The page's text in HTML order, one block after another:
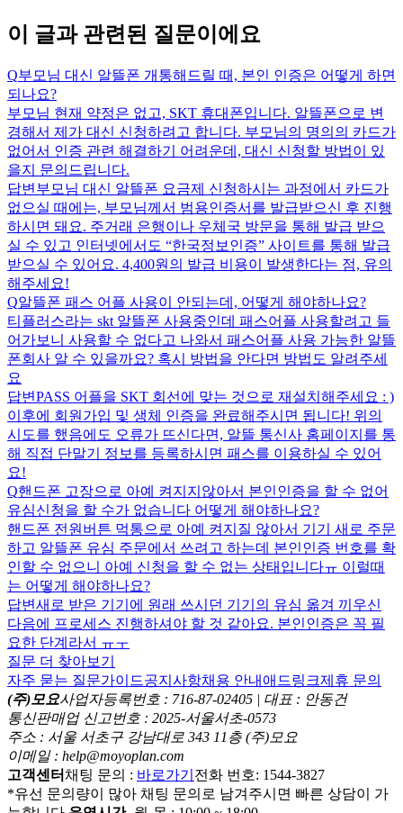
이 글과 관련된 질문이에요
Q부모님 대신 알뜰폰 개통해드릴 때, 본인 인증은 어떻게 하면
되나요?
부모님 현재 약정은 없고, SKT 휴대폰입니다. 알뜰폰으로 변
경해서 제가 대신 신청하려고 합니다. 부모님의 명의의 카드가
없어서 인증 관련 해결하기 어려운데, 대신 신청할 방법이 있
을지 문의드립니다.
답변 부모님 대신 알뜰폰 요금제 신청하시는 과정에서 카드가
없으실 때에는, 부모님께서 범용인증서를 발급받으신 후 진행
하시면 돼요. 주거래 은행이나 우체국 방문을 통해 발급 받으
실 수 있고 인터넷에서도 “한국정보인증” 사이트를 통해 발급
받으실 수 있어요. 4,400원의 발급 비용이 발생한다는 점, 유의
해주세요!
Q알뜰폰 패스 어플 사용이 안되는데, 어떻게 해야하나요?
티플러스라는 skt 알뜰폰 사용중인데 패스어플 사용할려고 들
어가보니 사용할 수 없다고 나와서 패스어플 사용 가능한 알뜰
폰회사 알 수 있을까요? 혹시 방법을 안다면 방법도 알려주세
요
답변PASS 어플을 SKT 회선에 맞는 것으로 재설치해주세요 : )
이후에 회원가입 및 생체 인증을 완료해주시면 됩니다! 위의
시도를 했음에도 오류가 뜨신다면, 알뜰 통신사 홈페이지를 통
해 직접 단말기 정보를 등록하시면 패스를 이용하실 수 있어
요!
Q핸드폰 고장으로 아예 켜지지않아서 본인인증을 할 수 없어
유심신청을 할 수가 없습니다 어떻게 해야하나요?
핸드폰 전원버튼 먹통으로 아예 켜지질 않아서 기기 새로 주문
하고 알뜰폰 유심 주문에서 쓰려고 하는데 본인인증 번호를 확
인할 수 없으니 아예 신청을 할 수 없는 상태입니다ㅠ 이럴때
는 어떻게 해야하나요?
답변새로 받은 기기에 원래 쓰시던 기기의 유심 옮겨 끼우신
다음에 프로세스 진행하셔야 할 것 같아요. 본인인증은 꼭 필
요한 단계라서 ㅠㅜ
질문 더 찾아보기
자주 묻는 질문가이드공지사항채용 안내 애드링크제휴 문의
(주)모요사업자등록번호 : 716-87-02405 | 대표 : 안동건
통신판매업 신고번호 : 2025-서울서초-0573
주소 : 서울 서초구 강남대로 343 11층 (주)모요
이메일 : help@moyoplan.com
고객센터 채팅 문의 : 바로가기 전화 번호: 1544-3827
*유선 문의량이 많아 채팅 문의로 남겨주시면 빠른 상담이 가